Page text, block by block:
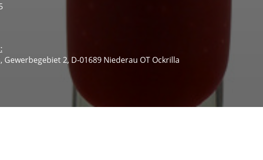
Gewerbegebiet 2, D-01689 Niederau OT Ockrilla